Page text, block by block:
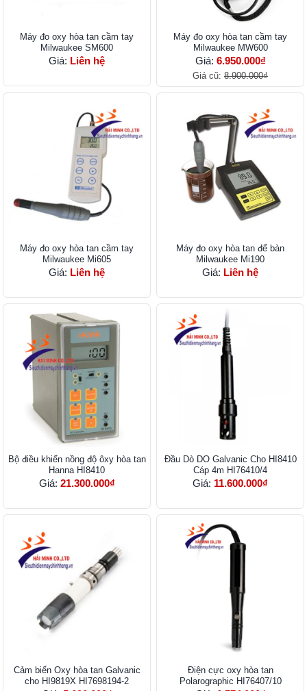
Máy đo oxy hòa tan cầm tay
Milwaukee SM600
Giá: Liên hệ
Máy đo oxy hòa tan cầm tay
Milwaukee MW600
Giá: 6.950.000₫
Giá cũ: 8.900.000₫
Máy đo oxy hòa tan cầm tay
Milwaukee Mi605
Giá: Liên hệ
Máy đo oxy hòa tan để bàn
Milwaukee Mi190
Giá: Liên hệ
Bộ điều khiển nồng độ ôxy hòa tan
Hanna HI8410
Giá: 21.300.000₫
Đầu Dò DO Galvanic Cho HI8410
Cáp 4m HI76410/4
Giá: 11.600.000₫
Cảm biến Oxy hòa tan Galvanic
cho HI9819X HI7698194-2
Điện cực oxy hòa tan
Polarographic HI76407/10